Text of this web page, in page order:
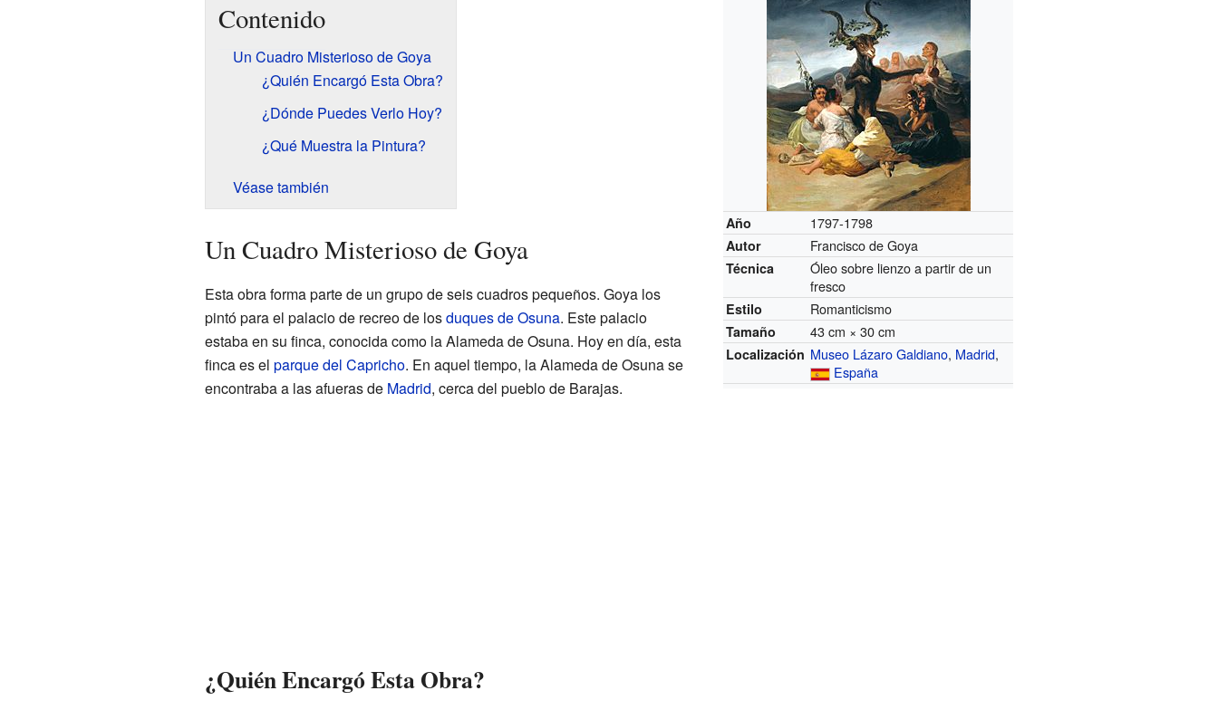
Año 1797-1798
Autor Francisco de Goya
Técnica
Óleo sobre lienzo a partir de un
fresco
Estilo Romanticismo
Tamaño 43 cm × 30 cm
Localización Museo Lázaro Galdiano, Madrid,
España
Contenido
Un Cuadro Misterioso de Goya
¿Quién Encargó Esta Obra?
¿Dónde Puedes Verlo Hoy?
¿Qué Muestra la Pintura?
Véase también
Un Cuadro Misterioso de Goya
Esta obra forma parte de un grupo de seis cuadros pequeños. Goya los
pintó para el palacio de recreo de losduques de Osuna. Este palacio
estaba en su finca, conocida como la Alameda de Osuna. Hoy en día, esta
finca es el parque del Capricho. En aquel tiempo, la Alameda de Osuna se
encontraba a las afueras de Madrid, cerca del pueblo de Barajas.
¿Quién Encargó Esta Obra?